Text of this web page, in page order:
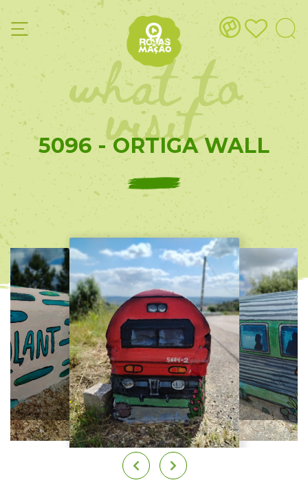
what to
visit
5096 - ORTIGA WALL